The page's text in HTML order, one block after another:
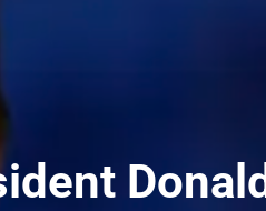
Donald